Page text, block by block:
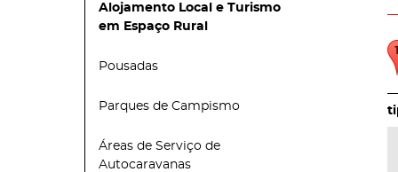
Alojamento Local e Turismo
em Espaço Rural
Pousadas
Parques de Campismo
Áreas de Serviço de
Autocaravanas